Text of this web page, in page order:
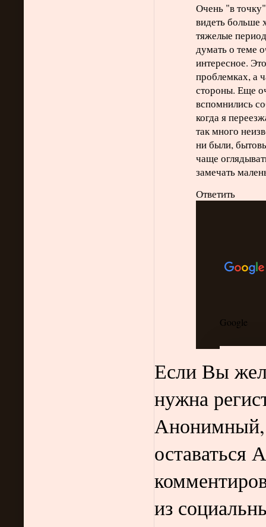
Очень "в
видеть больше
тяжелые
думать о теме
интересное.
проблемках, а
стороны. Еще
вспомнились
когда я
так много
ни были,
чаще
замечать
Ответить
Если Вы
нужна
Анонимный,
из